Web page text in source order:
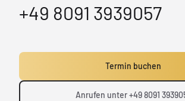
+49 8091 3939057
Termin buchen
Anrufen unter +49 8091